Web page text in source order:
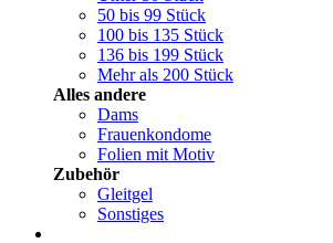
50 bis 99 Stück
100 bis 135 Stück
136 bis 199 Stück
Mehr als 200 Stück
Alles andere
Dams
Frauenkondome
Folien mit Motiv
Zubehör
Gleitgel
Sonstiges